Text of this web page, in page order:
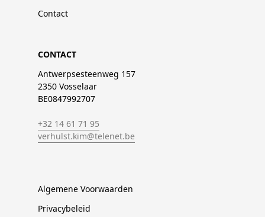
Contact
CONTACT
Antwerpsesteenweg 157
2350 Vosselaar
BE0847992707
+32 14 61 71 95
verhulst.kim@telenet.be
Algemene Voorwaarden
Privacybeleid